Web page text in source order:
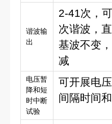
谐波输
出
2-41次，
次谐波，
基波不变
减
电压暂
降和短
时中断
试验
可开展电
间隔时间